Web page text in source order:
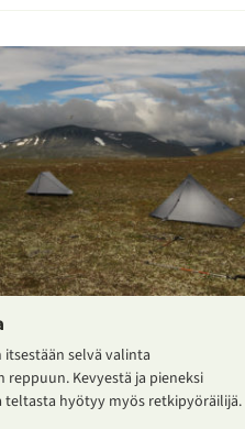
selvä valinta
reppuun. Kevyestä ja pieneksi
teltasta hyötyy myös retkipyöräilijä.